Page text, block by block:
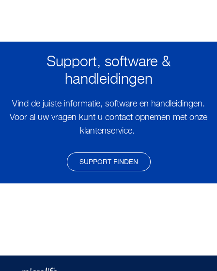
Support, software &
handleidingen
Vind de juiste informatie, software en handleidingen.
Voor al uw vragen kunt u contact opnemen met onze
klantenservice.
SUPPORT FINDEN